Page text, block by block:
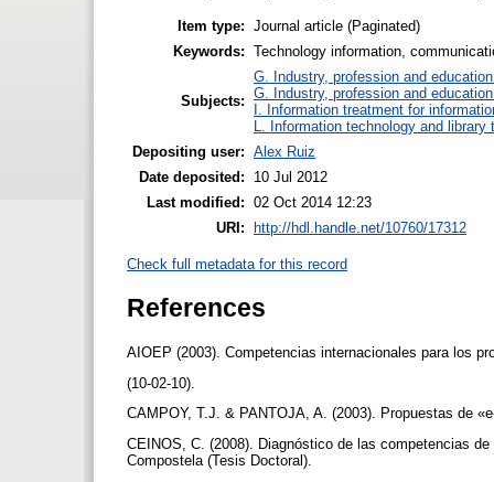
Item type: Journal article (Paginated)
Keywords: Technology information,
Subjects:
G. Industry, profession and
G. Industry, profession and
I. Information treatment for
L. Information technology and library
Depositing user: Alex Ruiz
Date deposited:
10 Jul 2012
Last modified: 02 Oct 2014 12:23
URI:
http://hdl.handle.net/10760/17312
Check full metadata for this record
References
AIOEP (2003). Competencias internacionales para los
(10-02-10).
CAMPOY, T.J. & PANTOJA, A. (2003). Propuestas de
CEINOS, C. (2008). Diagnóstico de las competencias
Compostela (Tesis Doctoral).